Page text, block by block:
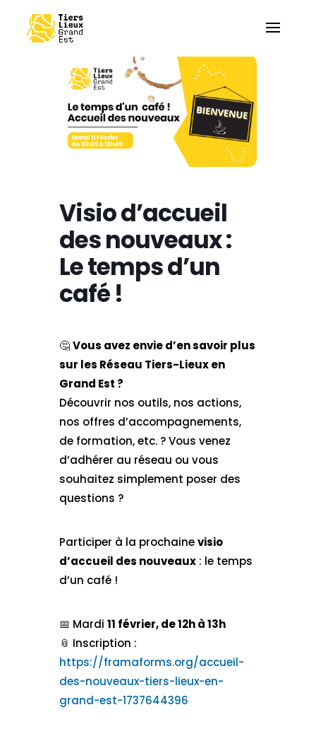
Visio d’accueil
des nouveaux :
Le temps d’un
café !
🤔​Vous avez envie d’en savoir plus
sur les Réseau Tiers-Lieux en
Grand Est ?
Découvrir nos outils, nos actions,
nos offres d’accompagnements,
de formation, etc. ? Vous venez
d’adhérer au réseau ou vous
souhaitez simplement poser des
questions ?
Participer à la prochainevisio
d’accueil des nouveaux : le temps
d’un café !
📅 Mardi 11 février, de 12h à 13h
​📎​ Inscription :
https://framaforms.org/accueil-
des-nouveaux-tiers-lieux-en-
grand-est-1737644396